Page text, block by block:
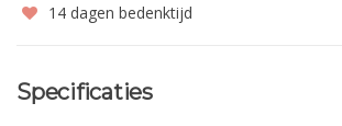
14 dagen bedenktijd
Specificaties